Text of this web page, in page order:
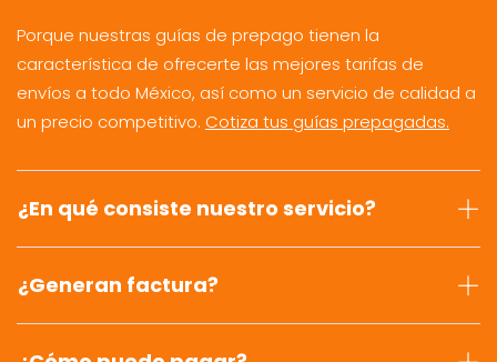
Porque nuestras guías de prepago tienen la
característica de ofrecerte las mejores tarifas de
envíos a todo México, así como un servicio de calidad a
un precio competitivo. Cotiza tus guías prepagadas.
¿En qué consiste nuestro servicio?
¿Generan factura?